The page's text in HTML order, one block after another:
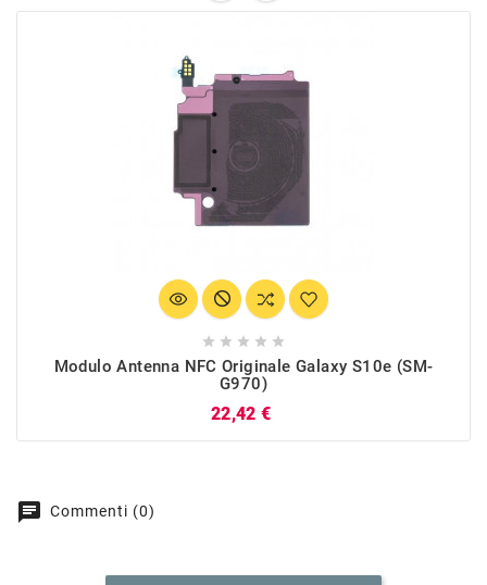
    
Modulo Antenna NFC Originale Galaxy S10e (SM-
G970)
22,42 €
chat Commenti (0)